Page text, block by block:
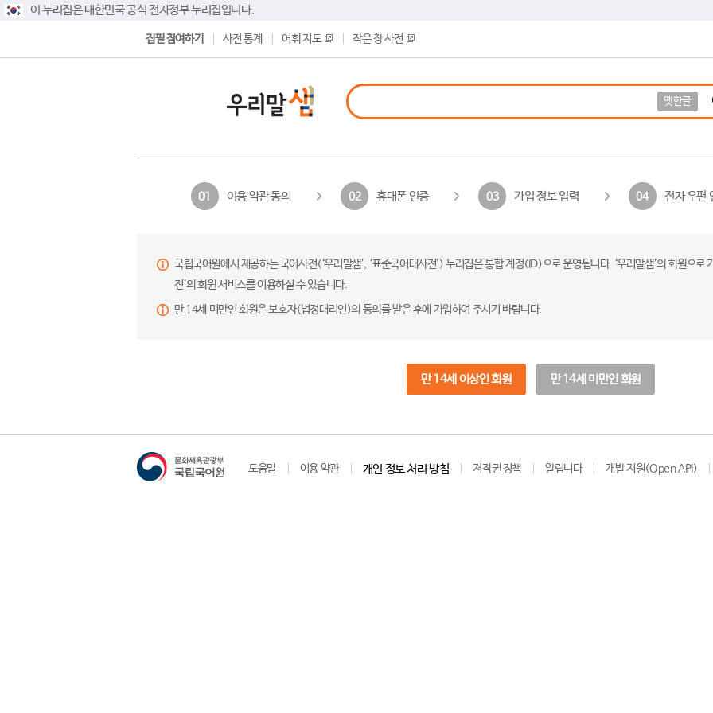
이 누리집은 대한민국 공식 전자정부 누리집입니다.
집필 참여하기 사전 통계 어휘 지도 작은 창 사전
옛한글
01 이용 약관 동의 02 휴대폰 인증 03 가입 정보 입력 04 전자 우편
국립국어원에서 제공하는 국어사전(‘우리말샘’, ‘표준국어대사전’) 누리집은 통합 계정(ID)으로 운영됩니다. ‘우리말샘’의 회원으
전’의 회원 서비스를 이용하실 수 있습니다.
만 14세 미만인 회원은 보호자(법정대리인)의 동의를 받은 후에 가입하여 주시기 바랍니다.
만 14세 이상인 회원 만 14세 미만인 회원
도움말 이용 약관 개인 정보 처리 방침 저작권 정책 알립니다 개발 지원(Open API)